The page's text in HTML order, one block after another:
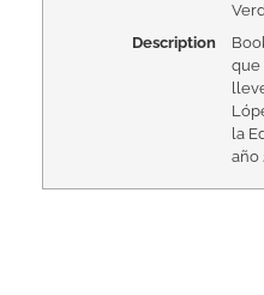
Description
que
la
año